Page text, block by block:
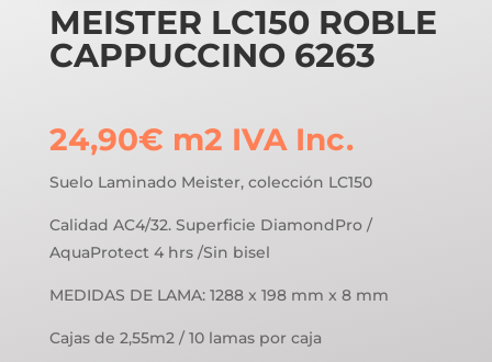
MEISTER LC150 ROBLE
CAPPUCCINO 6263
24,90€ m2 IVA Inc.
Suelo Laminado Meister, colección LC150
Calidad AC4/32. Superficie DiamondPro /
AquaProtect 4 hrs /Sin bisel
MEDIDAS DE LAMA: 1288 x 198 mm x 8 mm
Cajas de 2,55m2 / 10 lamas por caja